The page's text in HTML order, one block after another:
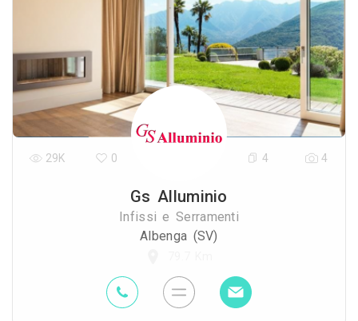
Gs Alluminio
Infissi e Serramenti
Albenga (SV)
29K 0 4 4